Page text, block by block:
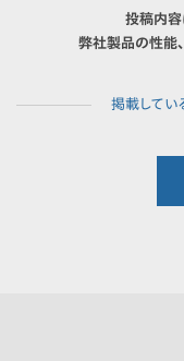
投稿内容
弊社製品の性能